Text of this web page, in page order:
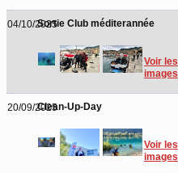
04/10/2025Sortie Club méditerannée
Voir les
images
20/09/2025Clean-Up-Day
Voir les
images